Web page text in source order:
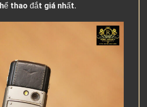
thao đắt giá nhất.